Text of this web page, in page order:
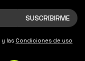
y las Condiciones de uso